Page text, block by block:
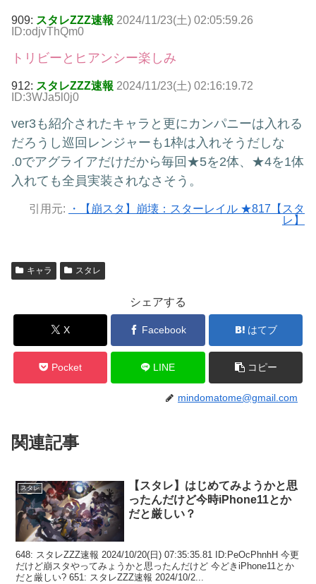
909: スタレZZZ速報 2024/11/23(土) 02:05:59.26
ID:odjvThQm0
トリビーとヒアンシー楽しみ
912: スタレZZZ速報 2024/11/23(土) 02:16:19.72
ID:3WJa5l0j0
ver3も紹介されたキャラと更にカンパニーは入れる
だろうし巡回レンジャーも1枠は入れそうだしな
.0でアグライアだけだから毎回★5を2体、★4を1体
入れても全員実装されなさそう。
引用元:
・【崩スタ】崩壊：スターレイル ★817【スタ
レ】
キャラ スタレ
シェアする
X Facebook はてブ
Pocket LINE コピー
mindomatome@gmail.com
関連記事
スタレ
【スタレ】はじめてみようかと思
ったんだけど今時iPhone11とか
だと厳しい？
648: スタレZZZ速報 2024/10/20(日) 07:35:35.81 ID:PeOcPhnhH 今更
だけど崩スタやってみょうかと思ったんだけど 今どきiPhone11とか
だと厳しい? 651: スタレZZZ速報 2024/10/2...